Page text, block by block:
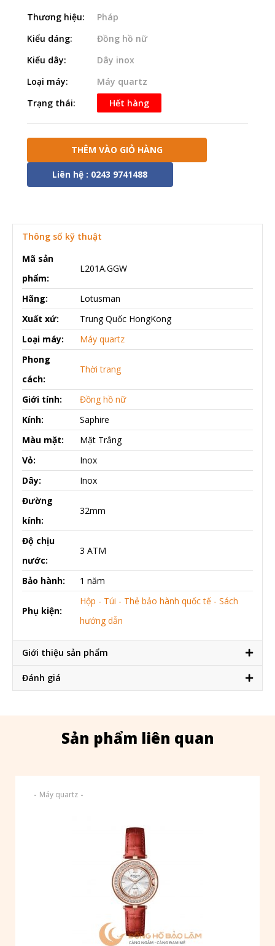
Thương hiệu:
Pháp
Kiểu dáng:
Đồng hồ nữ
Kiểu dây:
Dây inox
Loại máy:
Máy quartz
Trạng thái:
Hết hàng
THÊM VÀO GIỎ HÀNG
Liên hệ : 0243 9741488
Thông số kỹ thuật
Mã sản
phẩm:
L201A.GGW
Hãng:
Lotusman
Xuất xứ:
Trung Quốc HongKong
Loại máy:
Máy quartz
Phong
cách:
Thời trang
Giới tính:
Đồng hồ nữ
Kính:
Saphire
Màu mặt:
Mặt Trắng
Vỏ:
Inox
Dây:
Inox
Đường
kính:
32mm
Độ chịu
nước:
3 ATM
Bảo hành: 1 năm
Phụ kiện:
Hộp - Túi - Thẻ bảo hành quốc tế - Sách
hướng dẫn
Giới thiệu sản phẩm
Đánh giá
Sản phẩm liên quan
- Máy quartz -